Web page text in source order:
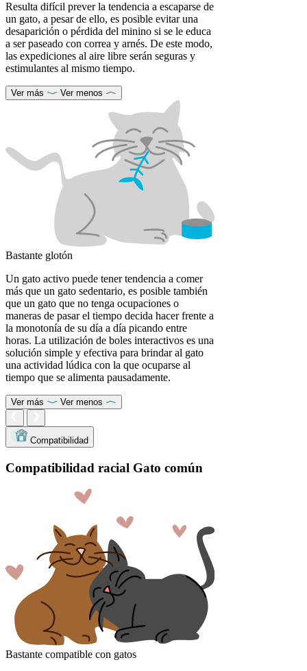
Resulta difícil prever la tendencia a escaparse de
un gato, a pesar de ello, es posible evitar una
desaparición o pérdida del minino si se le educa
a ser paseado con correa y arnés. De este modo,
las expediciones al aire libre serán seguras y
estimulantes al mismo tiempo.
Ver más Ver menos
Bastante glotón
Un gato activo puede tener tendencia a comer
más que un gato sedentario, es posible también
que un gato que no tenga ocupaciones o
maneras de pasar el tiempo decida hacer frente a
la monotonía de su día a día picando entre
horas. La utilización de boles interactivos es una
solución simple y efectiva para brindar al gato
una actividad lúdica con la que ocuparse al
tiempo que se alimenta pausadamente.
Ver más Ver menos
Compatibilidad
Compatibilidad racial Gato común
Bastante compatible con gatos